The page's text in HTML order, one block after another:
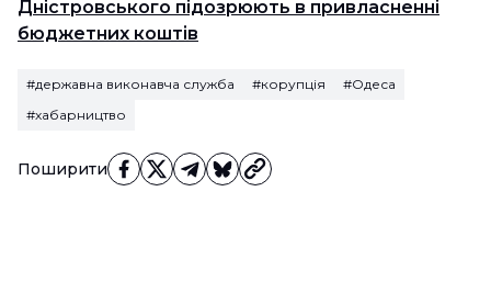
Поширити
Дністровського підозрюють в привласненні
бюджетних коштів
#державна виконавча служба #корупція
#Одеса
#хабарництво